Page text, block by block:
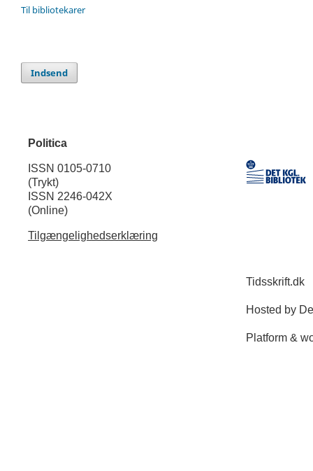
Til bibliotekarer
Indsend
Politica
ISSN 0105-0710
(Trykt)
ISSN 2246-042X
(Online)
Tilgængelighedserklæring